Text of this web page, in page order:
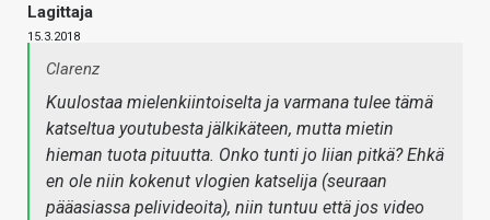
Lagittaja
15.3.2018
Clarenz
Kuulostaa mielenkiintoiselta ja varmana tulee tämä
katseltua youtubesta jälkikäteen, mutta mietin
hieman tuota pituutta. Onko tunti jo liian pitkä? Ehkä
en ole niin kokenut vlogien katselija (seuraan
pääasiassa pelivideoita), niin tuntuu että jos video